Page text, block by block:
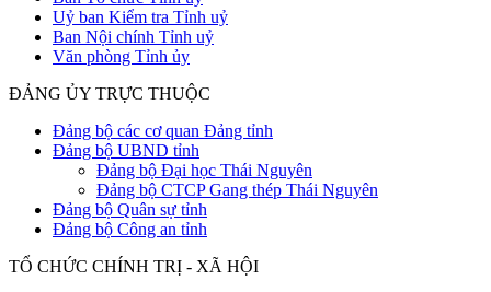
Uỷ ban Kiểm tra Tỉnh uỷ
Ban Nội chính Tỉnh uỷ
Văn phòng Tỉnh ủy
ĐẢNG ỦY TRỰC THUỘC
Đảng bộ các cơ quan Đảng tỉnh
Đảng bộ UBND tỉnh
Đảng bộ Đại học Thái Nguyên
Đảng bộ CTCP Gang thép Thái Nguyên
Đảng bộ Quân sự tỉnh
Đảng bộ Công an tỉnh
TỔ CHỨC CHÍNH TRỊ - XÃ HỘI